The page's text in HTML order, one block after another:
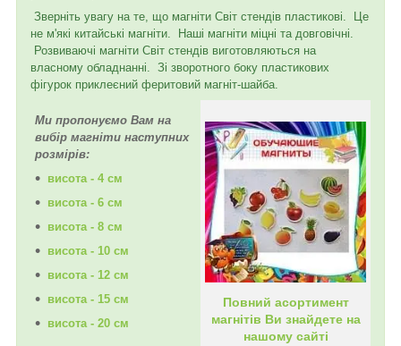
Зверніть увагу на те, що магніти Світ стендів пластикові. Це
не м'які китайські магніти. Наші магніти міцні та довговічні.
Розвиваючі магніти Світ стендів виготовляються на
власному обладнанні. Зі зворотного боку пластикових
фігурок приклеєний феритовий магніт-шайба.
Ми пропонуємо Вам на
вибір магніти наступних
розмірів:
висота - 4 см
висота - 6 см
висота - 8 см
висота - 10 см
висота - 12 см
висота - 15 см
висота - 20 см
Повний асортимент
магнітів Ви знайдете на
нашому сайті